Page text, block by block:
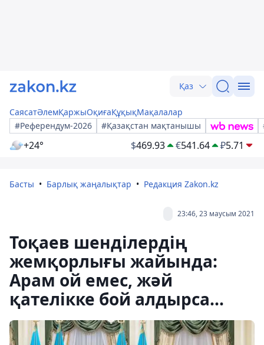
Қаз
СаясатӘлемҚаржыОқиғаҚұқықМақалалар
#Референдум-2026
#Қазақстан мақтанышы
+24° $469.93 €541.64 ₽5.71
Басты Барлық жаңалықтар Редакция Zakon.kz
23:46, 23 маусым 2021
Тоқаев шенділердің
жемқорлығы жайында:
Арам ой емес, жәй
қателікке бой алдырса...